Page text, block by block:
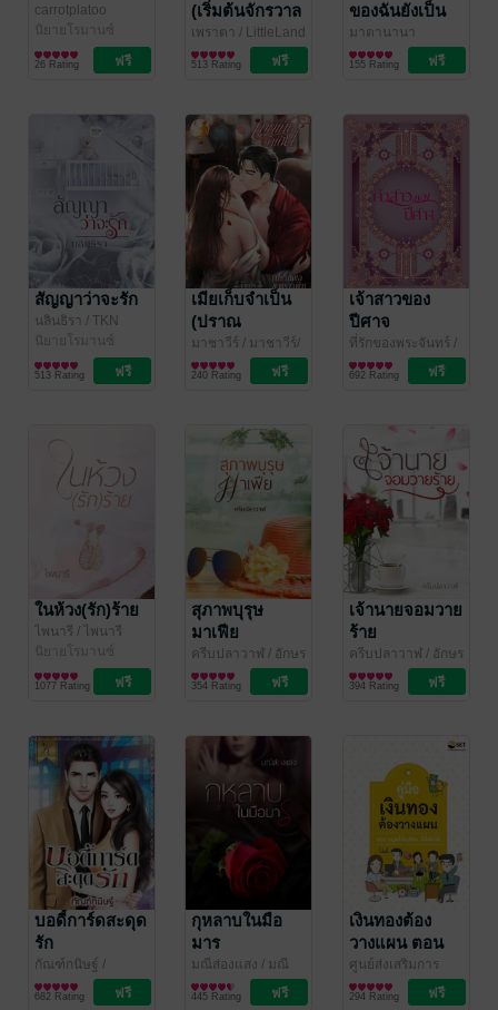
carrotplatoo
นิยายโรมานซ์
26 Rating
(เริ่มต้นจักรวาล
บ้านดอน
ส้มป่อย)
เพราตา / LittleLand
นิยายรัก
513 Rating
ของฉันยังเป็น
เธอ
มาตานานา
นิยายโรมานซ์
155 Rating
สัญญาว่าจะรัก
นลินธิรา / TKN
Books
นิยายโรมานซ์
513 Rating
เมียเก็บจำเป็น
(ปราณ
ชล&พราวฟ้า)
มาชาวีร์ / มาชาวีร์/
โมเหนีย/นรีสูร
นิยายโรมานซ์
240 Rating
เจ้าสาวของ
ปีศาจ
ที่รักของพระจันทร์/
Summer World
นิยายรัก
692 Rating
ในห้วง(รัก)ร้าย
ไพนารี/ ไพนารี
นิยายโรมานซ์
1077 Rating
สุภาพบุรุษ
มาเฟีย
ครีบปลาวาฬ / อักษร
ชวนฝัน
นิยายโรมานซ์
354 Rating
เจ้านายจอมวาย
ร้าย
ครีบปลาวาฬ / อักษร
ชวนฝัน
นิยายโรมานซ์
394 Rating
บอดี้การ์ดสะดุด
รัก
กัณฑ์กนิษฐ์ /
Romantic Sweet
นิยายโรมานซ์
682 Rating
กุหลาบในมือ
มาร
มณีส่องแสง / มณี
ส่องแสง, ทักษิณา
นันท์
นิยายโรมานซ์
445 Rating
เงินทองต้อง
วางแผน ตอน
มนุษย์เงินเดือน
ก็มั่งคั่งได้
ศูนย์ส่งเสริมการ
พัฒนาความรู้ตลาด
ทุน ตลาดหลักทรัพย์
การเงินการลงทุน
294 Rating